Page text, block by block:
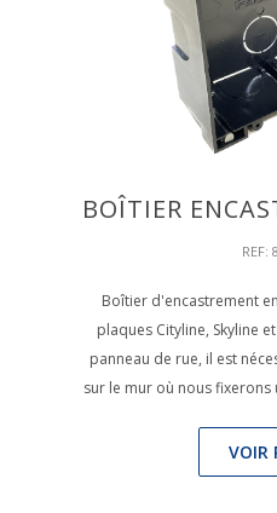
BOÎTIER
REF:
Boîtier d'encastrement
plaques Cityline, Skyline
panneau de rue, il est
sur le mur où nous
VOIR